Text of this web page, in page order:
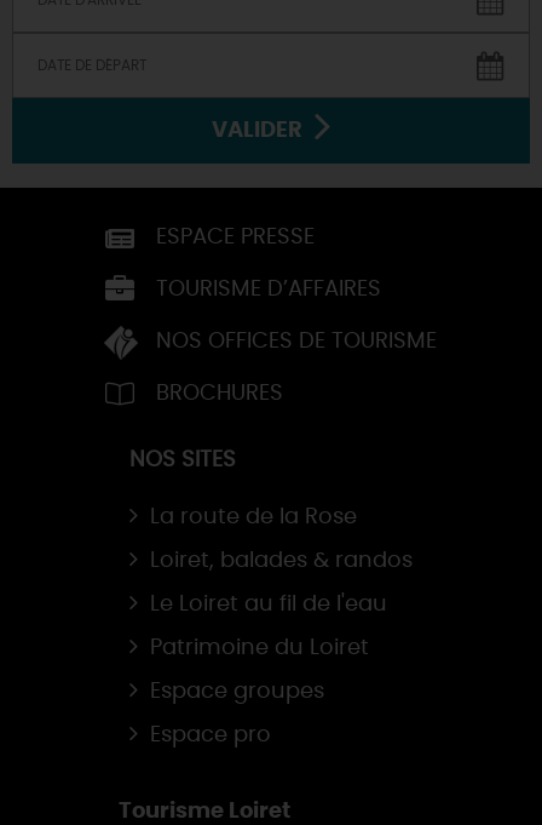
VALIDER
ESPACE PRESSE
TOURISME D’AFFAIRES
NOS OFFICES DE TOURISME
BROCHURES
NOS SITES
La route de la Rose
Loiret, balades & randos
Le Loiret au fil de l'eau
Patrimoine du Loiret
Espace groupes
Espace pro
Tourisme Loiret